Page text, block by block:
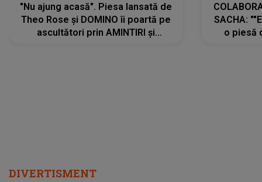
"Nu ajung acasă". Piesa lansată de
Theo Rose și DOMINO îi poartă pe
ascultători prin AMINTIRI și
SACHA:
o piesă
DIVERTISMENT